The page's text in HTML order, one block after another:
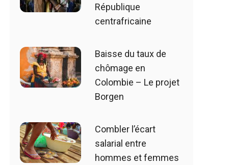
République
centrafricaine
Baisse du taux de
chômage en
Colombie – Le projet
Borgen
Combler l’écart
salarial entre
hommes et femmes